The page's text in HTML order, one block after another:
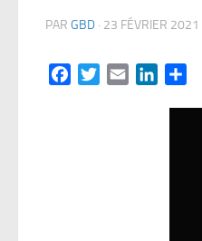
PAR GBD · 23 FÉVRIER 2021
FacebookTwitterEmail LinkedIn